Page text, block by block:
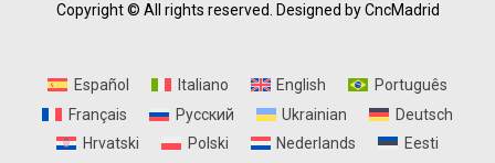
Copyright © All rights reserved. Designed by CncMadrid
Español Italiano English
Português
Français
Русский Ukrainian
Deutsch
Hrvatski
Polski Nederlands Eesti